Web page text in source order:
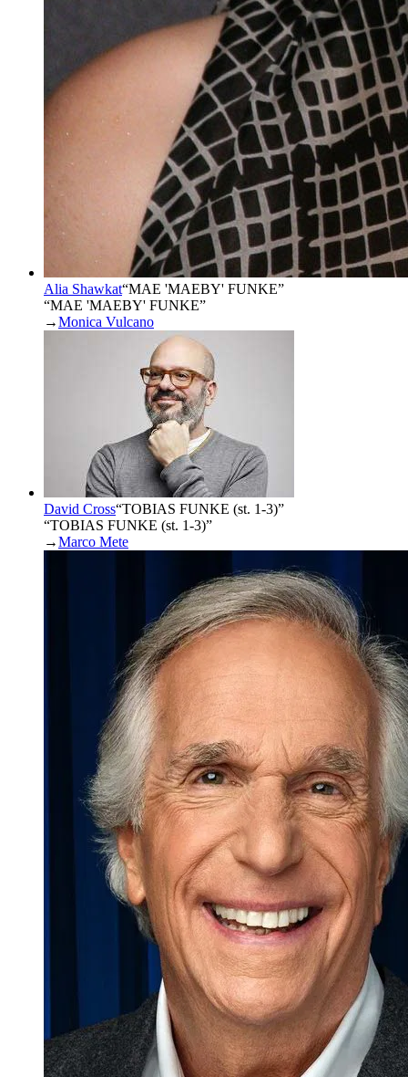
Alia Shawkat“MAE 'MAEBY' FUNKE”
“MAE 'MAEBY' FUNKE”
→Monica Vulcano
David Cross“TOBIAS FUNKE (st. 1-3)”
“TOBIAS FUNKE (st. 1-3)”
→Marco Mete